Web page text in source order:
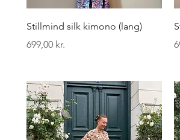
Hurtigvisning
Stillmind silk kimono (lang)
Pris
699,00 kr.